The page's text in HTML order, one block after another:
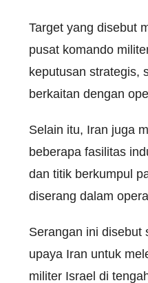
Target yang disebut
pusat komando
keputusan strategis,
berkaitan dengan
Selain itu, Iran juga
beberapa fasilitas
dan titik berkumpul
diserang dalam
Serangan ini disebut
upaya Iran untuk
militer Israel di